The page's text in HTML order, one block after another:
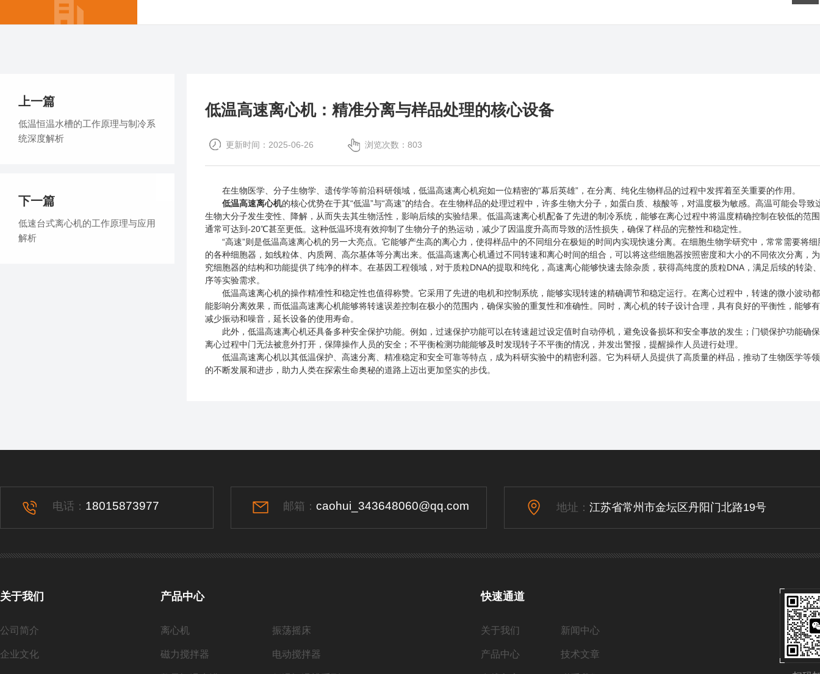
低温高速离心机：精准分离与样品处理的核心设备
更新时间：2025-06-26 浏览次数：803
在生物医学、分子生物学、遗传学等前沿科研领域，低温高速离心机宛如一位精密的“幕后英雄”，在分离、纯化生物样品的过程中发挥着至关重要的作用。
低温高速离心机的核心优势在于其“低温”与“高速”的结合。在生物样品的处理过程中，许多生物大分子，如蛋白质、核酸等，对温度极为敏感。高温可能会导致
生物大分子发生变性、降解，从而失去其生物活性，影响后续的实验结果。低温高速离心机配备了先进的制冷系统，能够在离心过程中将温度精确控制在较低的范
通常可达到-20℃甚至更低。这种低温环境有效抑制了生物分子的热运动，减少了因温度升高而导致的活性损失，确保了样品的完整性和稳定性。
“高速”则是低温高速离心机的另一大亮点。它能够产生高的离心力，使得样品中的不同组分在极短的时间内实现快速分离。在细胞生物学研究中，常常需要将细
的各种细胞器，如线粒体、内质网、高尔基体等分离出来。低温高速离心机通过不同转速和离心时间的组合，可以将这些细胞器按照密度和大小的不同依次分离，
究细胞器的结构和功能提供了纯净的样本。在基因工程领域，对于质粒DNA的提取和纯化，高速离心能够快速去除杂质，获得高纯度的质粒DNA，满足后续的转染
序等实验需求。
低温高速离心机的操作精准性和稳定性也值得称赞。它采用了先进的电机和控制系统，能够实现转速的精确调节和稳定运行。在离心过程中，转速的微小波动
能影响分离效果，而低温高速离心机能够将转速误差控制在极小的范围内，确保实验的重复性和准确性。同时，离心机的转子设计合理，具有良好的平衡性，能够
减少振动和噪音，延长设备的使用寿命。
此外，低温高速离心机还具备多种安全保护功能。例如，过速保护功能可以在转速超过设定值时自动停机，避免设备损坏和安全事故的发生；门锁保护功能确
离心过程中门无法被意外打开，保障操作人员的安全；不平衡检测功能能够及时发现转子不平衡的情况，并发出警报，提醒操作人员进行处理。
低温高速离心机以其低温保护、高速分离、精准稳定和安全可靠等特点，成为科研实验中的精密利器。它为科研人员提供了高质量的样品，推动了生物医学等
的不断发展和进步，助力人类在探索生命奥秘的道路上迈出更加坚实的步伐。
上一篇
低温恒温水槽的工作原理与制冷系
统深度解析
下一篇
低速台式离心机的工作原理与应用
解析
电话： 18015873977 邮箱： caohui_343648060@qq.com 地址： 江苏省常州市金坛区丹阳门北路19号
关于我们
公司简介
企业文化
产品中心
离心机 振荡摇床
磁力搅拌器 电动搅拌器
快速通道
关于我们 新闻中心
产品中心 技术文章